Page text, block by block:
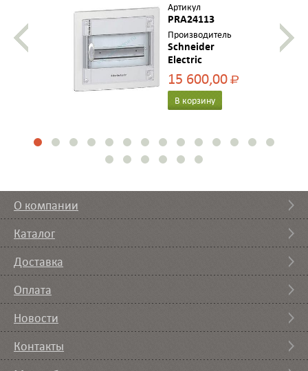
Артикул
PRA24113
Производитель
Schneider
Electric
15 600,00Р
В корзину
О компании
Каталог
Доставка
Оплата
Новости
Контакты